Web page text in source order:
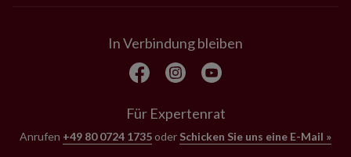
In Verbindung bleiben
Für Expertenrat
Anrufen +49 80 0724 1735oder Schicken Sie uns eine E-Mail »